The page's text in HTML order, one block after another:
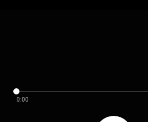
0:00